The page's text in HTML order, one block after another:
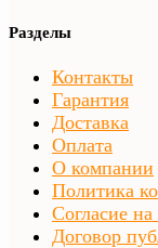
Разделы
Контакты
Гарантия
Доставка
Оплата
О компании
Политика
Согласие
Договор